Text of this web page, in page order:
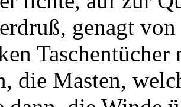
genagt
die Masten,